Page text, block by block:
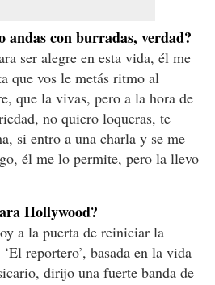
andas con burradas, verdad?
ser alegre en esta vida, él me
que vos le metás ritmo al
que la vivas, pero a la hora de
no quiero loqueras, te
si entro a una charla y se me
él me lo permite, pero la llevo
Hollywood?
a la puerta de reiniciar la
reportero’, basada en la vida
dirijo una fuerte banda de